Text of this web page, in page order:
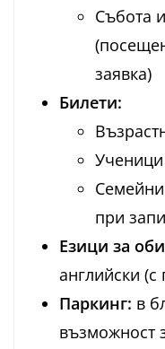
Събота
заявка)
Билети:
при
Езици за
английски (с
Паркинг: в
възможност